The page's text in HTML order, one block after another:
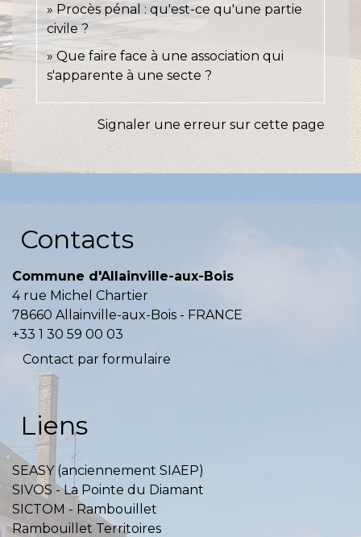
Procès pénal : qu'est-ce qu'une partie
civile ?
Que faire face à une association qui
s'apparente à une secte ?
Signaler une erreur sur cette page
Contacts
Commune d'Allainville-aux-Bois
4 rue Michel Chartier
78660 Allainville-aux-Bois - FRANCE
+33 1 30 59 00 03
Contact par formulaire
Liens
SEASY (anciennement SIAEP)
SIVOS - La Pointe du Diamant
SICTOM - Rambouillet
Rambouillet Territoires